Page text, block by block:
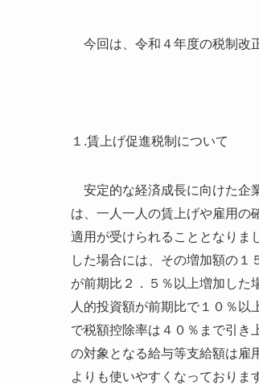
今回は、令和４年度の税制改
１.賃上げ促進税制について
安定的な経済成長に向けた企
は、一人一人の賃上げや雇用の
適用が受けられることとなりま
した場合には、その増加額の１
が前期比２．５％以上増加した
人的投資額が前期比で１０％以
で税額控除率は４０％まで引き
の対象となる給与等支給額は雇
よりも使いやすくなっておりま